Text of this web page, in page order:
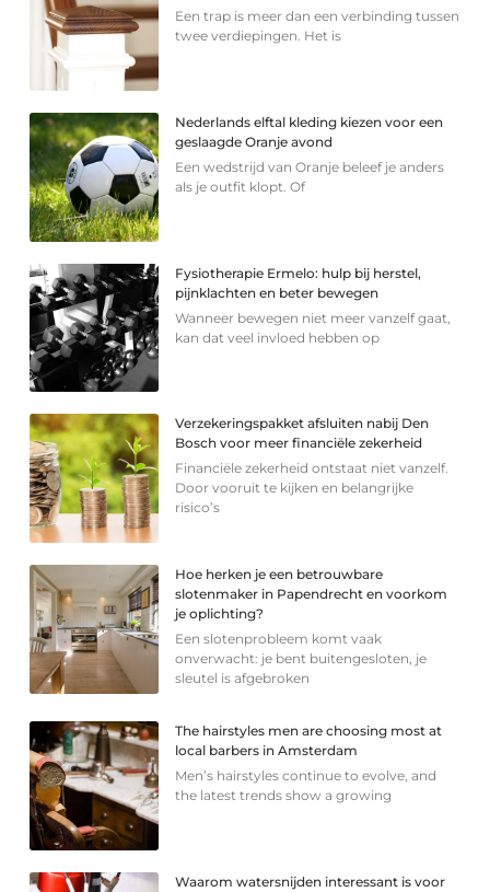
Een trap is meer dan een verbinding tussen
twee verdiepingen. Het is
Nederlands elftal kleding kiezen voor een
geslaagde Oranje avond
Een wedstrijd van Oranje beleef je anders
als je outfit klopt. Of
Fysiotherapie Ermelo: hulp bij herstel,
pijnklachten en beter bewegen
Wanneer bewegen niet meer vanzelf gaat,
kan dat veel invloed hebben op
Verzekeringspakket afsluiten nabij Den
Bosch voor meer financiële zekerheid
Financiële zekerheid ontstaat niet vanzelf.
Door vooruit te kijken en belangrijke
risico’s
Hoe herken je een betrouwbare
slotenmaker in Papendrecht en voorkom
je oplichting?
Een slotenprobleem komt vaak
onverwacht: je bent buitengesloten, je
sleutel is afgebroken
The hairstyles men are choosing most at
local barbers in Amsterdam
Men’s hairstyles continue to evolve, and
the latest trends show a growing
Waarom watersnijden interessant is voor